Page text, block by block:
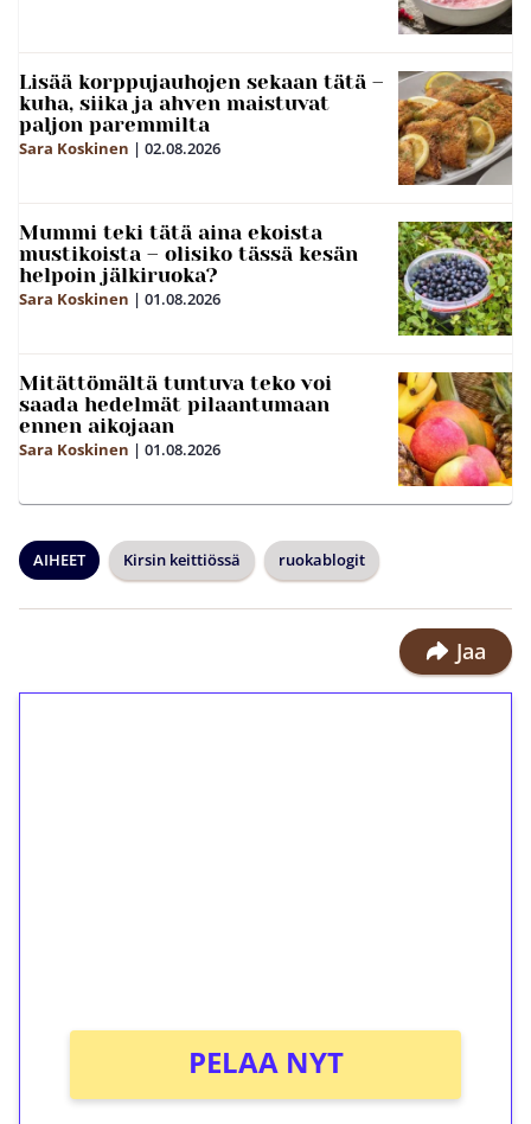
Lisää korppujauhojen sekaan tätä –
kuha, siika ja ahven maistuvat
paljon paremmilta
Sara Koskinen | 02.08.2026
Mummi teki tätä aina ekoista
mustikoista – olisiko tässä kesän
helpoin jälkiruoka?
Sara Koskinen | 01.08.2026
Mitättömältä tuntuva teko voi
saada hedelmät pilaantumaan
ennen aikojaan
Sara Koskinen | 01.08.2026
AIHEET Kirsin keittiössä ruokablogit
Jaa
PELAA NYT